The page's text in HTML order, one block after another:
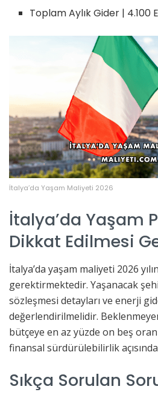
Toplam Aylık Gider | 4.100
İtalya’da Yaşam Maliyeti 2026
İtalya’da Yaşam
Dikkat Edilmesi
İtalya’da yaşam maliyeti 2026
gerektirmektedir. Yaşanacak
sözleşmesi detayları ve enerji
değerlendirilmelidir.
bütçeye en az yüzde on beş
finansal sürdürülebilirlik
Sıkça Sorulan